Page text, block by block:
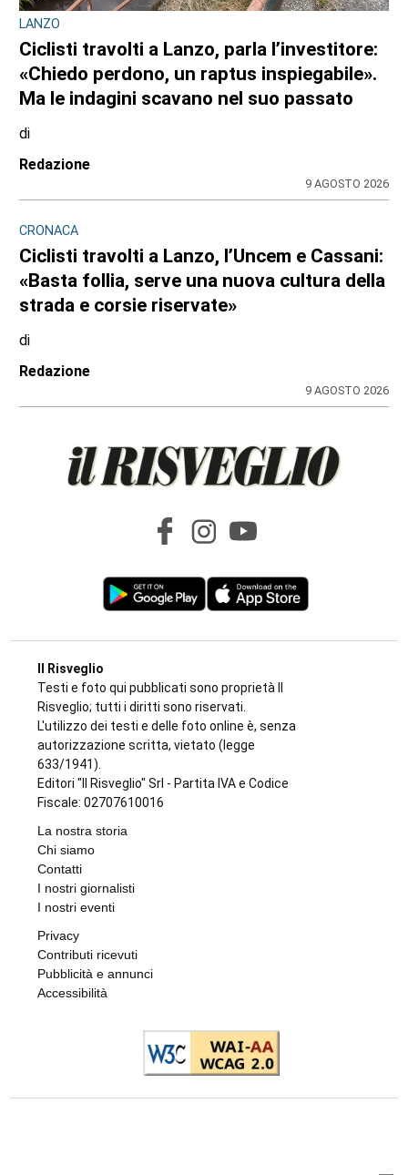
OPERAZIONE ANTI-DROGA A TORINO E PROVINCIA
Quando lo spaccio incontra la fantasia:
cinque arresti dei carabinieri da Venaria, a
Redazione
10 AGOSTO 2026
Nubifragio sul Canavese, albero caduto tra
Front e Favria
di
Redazione
IL NOTO ATTORE
“Ridiamogli la libertà” con un montascale
Angela Pastore